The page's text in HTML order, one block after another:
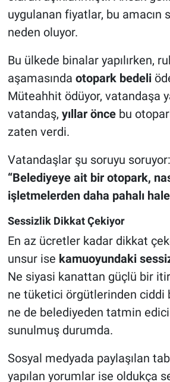
uygulanan fiyatlar, bu amacın
neden oluyor.
Bu ülkede binalar yapılırken,
aşamasında otopark bedeli
Müteahhit ödüyor, vatandaşa
vatandaş, yıllar öncebu
zaten verdi.
Vatandaşlar şu soruyu soruyor:
“Belediyeye ait bir otopark,
işletmelerden daha pahalı
Sessizlik Dikkat Çekiyor
En az ücretler kadar dikkat
unsur ise kamuoyundaki
Ne siyasi kanattan güçlü bir
ne tüketici örgütlerinden ciddi
ne de belediyeden tatmin
sunulmuş durumda.
Sosyal medyada paylaşılan
yapılan yorumlar ise oldukça